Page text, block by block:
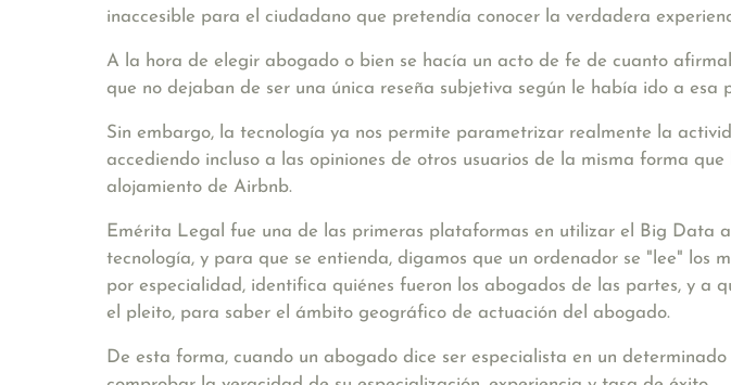
inaccesible para el ciudadano que pretendía conocer la verdadera
A la hora de elegir abogado o bien se hacía un acto de fe de cuanto
que no dejaban de ser una única reseña subjetiva según le había ido a esa
Sin embargo, la tecnología ya nos permite parametrizar realmente la
accediendo incluso a las opiniones de otros usuarios de la misma forma
alojamiento de Airbnb.
Emérita Legal fue una de las primeras plataformas en utilizar el Big Data
tecnología, y para que se entienda, digamos que un ordenador se "lee" los
por especialidad, identifica quiénes fueron los abogados de las partes, y
el pleito, para saber el ámbito geográfico de actuación del abogado.
De esta forma, cuando un abogado dice ser especialista en un